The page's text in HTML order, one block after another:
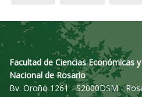
Facultad de Ciencias Económicas
Nacional de Rosario
Bv. Oroño 1261 - S2000DSM -